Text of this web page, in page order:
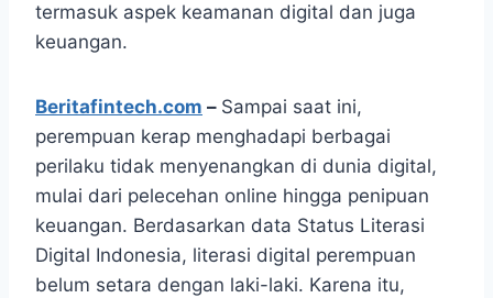
termasuk aspek keamanan digital dan juga
keuangan.
Beritafintech.com – Sampai saat ini,
perempuan kerap menghadapi berbagai
perilaku tidak menyenangkan di dunia digital,
mulai dari pelecehan online hingga penipuan
keuangan. Berdasarkan data Status Literasi
Digital Indonesia, literasi digital perempuan
belum setara dengan laki-laki. Karena itu,